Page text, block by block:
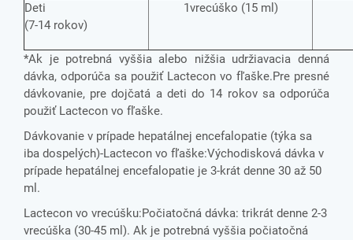
Deti
(7-14 rokov)
1vrecúško (15 ml)
*Ak je potrebná vyššia alebo nižšia udržiavacia denná
dávka, odporúča sa použiť Lactecon vo fľaške.Pre presné
dávkovanie, pre dojčatá a deti do 14 rokov sa odporúča
použiť Lactecon vo fľaške.
Dávkovanie v prípade hepatálnej encefalopatie (týka sa
iba dospelých)-Lactecon vo fľaške:Východisková dávka v
prípade hepatálnej encefalopatie je 3-krát denne 30 až 50
ml.
Lactecon vo vrecúšku:Počiatočná dávka: trikrát denne 2-3
vrecúška (30-45 ml). Ak je potrebná vyššia počiatočná